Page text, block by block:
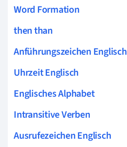
Word Formation
then than
Anführungszeichen Englisch
Uhrzeit Englisch
Englisches Alphabet
Intransitive Verben
Ausrufezeichen Englisch